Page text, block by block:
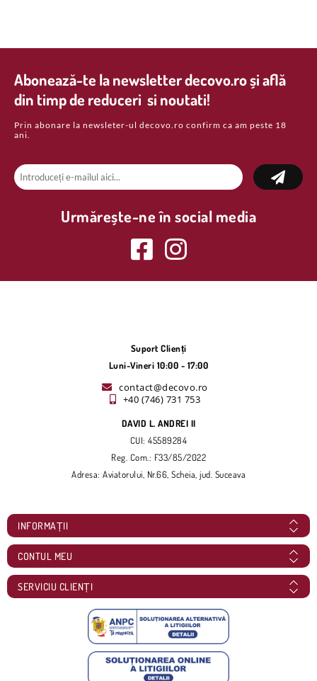
Abonează-te la newsletter decovo.ro și află
din timp de reduceri si noutati!
Prin abonare la newsleter-ul decovo.ro confirm ca am peste 18
ani.
Urmărește-ne în social media
Suport Clienți
Luni-Vineri 10:00 - 17:00
contact@decovo.ro
+40 (746) 731 753
DAVID L. ANDREI II
CUI: 45589284
Reg. Com.: F33/85/2022
Adresa: Aviatorului, Nr.66, Scheia, jud. Suceava
INFORMAȚII
CONTUL MEU
SERVICIU CLIENȚI